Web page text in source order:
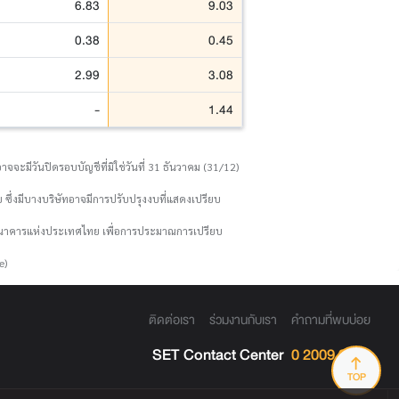
6.83
9.03
0.38
0.45
2.99
3.08
-
1.44
จจะมีวันปิดรอบบัญชีที่มิใช่วันที่ 31 ธันวาคม (31/12)
งมีบางบริษัทอาจมีการปรับปรุงงบที่แสดงเปรียบ
ารแห่งประเทศไทย เพื่อการประมาณการเปรียบ
TOP
ติดต่อเรา ร่วมงานกับเรา คำถามที่พบบ่อย
SET Contact Center 0 2009 9999